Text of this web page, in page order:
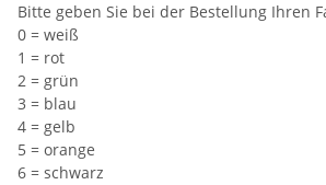
Bitte geben Sie bei der Bestellung Ihren
0 = weiß
1 = rot
2 = grün
3 = blau
4 = gelb
5 = orange
6 = schwarz